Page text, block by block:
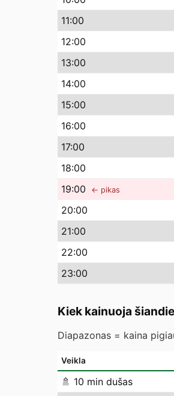
11:00
12:00
13:00
14:00
15:00
16:00
17:00
18:00
19:00 ← pikas
20:00
21:00
22:00
23:00
Kiek kainuoja
Diapazonas = kaina
Veikla
🚿 10 min dušas